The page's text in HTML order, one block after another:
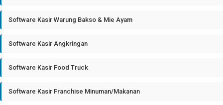
Software Kasir Warung Bakso & Mie Ayam
Software Kasir Angkringan
Software Kasir Food Truck
Software Kasir Franchise Minuman/Makanan